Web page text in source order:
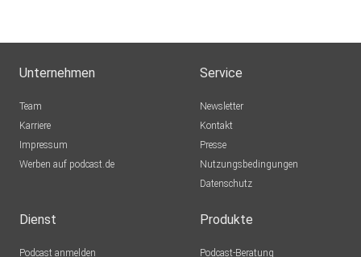
Unternehmen
Team
Karriere
Impressum
Werben auf podcast.de
Service
Newsletter
Kontakt
Presse
Nutzungsbedingungen
Datenschutz
Dienst
Podcast anmelden
Produkte
Podcast-Beratung